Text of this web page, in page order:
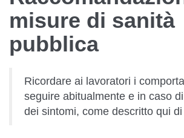
misure di sanità
pubblica
Ricordare ai lavoratori i
seguire abitualmente e in caso
dei sintomi, come descritto qui